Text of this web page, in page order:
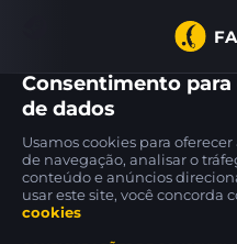
37
AWP
Phobos FT
Five-
Scrawl
Consentimento
de dados
Usamos cookies para
de navegação, analisar o
conteúdo e anúncios
usar este site, você concorda
cookies